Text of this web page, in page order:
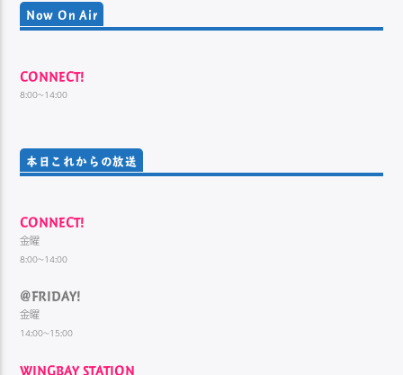
Now On Air
CONNECT!
8:00~14:00
本日これからの放送
CONNECT!
金曜
8:00~14:00
@FRIDAY!
金曜
14:00~15:00
WINGBAY STATION